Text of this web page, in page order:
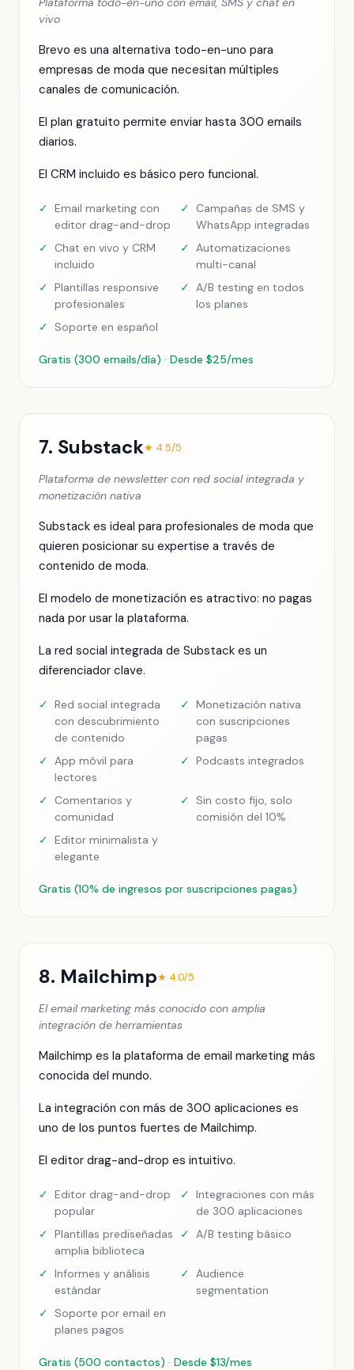
vivo
Brevo es una alternativa todo-en-uno para
empresas de moda que necesitan múltiples
canales de comunicación.
El plan gratuito permite enviar hasta 300 emails
diarios.
El CRM incluido es básico pero funcional.
✓ Email marketing con
editor drag-and-drop
✓
Campañas de SMS y
WhatsApp integradas
✓
Chat en vivo y CRM
incluido
✓ Automatizaciones
multi-canal
✓ Plantillas responsive
profesionales
✓ A/B testing en todos
los planes
✓
Soporte en español
Gratis (300 emails/día) · Desde $25/mes
7. Substack★ 4.5/5
Plataforma de newsletter con red social integrada y
monetización nativa
Substack es ideal para profesionales de moda que
quieren posicionar su expertise a través de
contenido de moda.
El modelo de monetización es atractivo: no pagas
nada por usar la plataforma.
La red social integrada de Substack es un
diferenciador clave.
✓ Red social integrada
con descubrimiento
de contenido
✓ Monetización nativa
con suscripciones
pagas
✓ App móvil para
lectores
✓ Podcasts integrados
✓
Comentarios y
comunidad
✓
Sin costo fijo, solo
comisión del 10%
✓ Editor minimalista y
elegante
Gratis (10% de ingresos por suscripciones pagas)
8. Mailchimp★ 4.0/5
El email marketing más conocido con amplia
integración de herramientas
Mailchimp es la plataforma de email marketing más
conocida del mundo.
La integración con más de 300 aplicaciones es
uno de los puntos fuertes de Mailchimp.
El editor drag-and-drop es intuitivo.
✓ Editor drag-and-drop
popular
✓ Integraciones con más
de 300 aplicaciones
✓ Plantillas prediseñadas
amplia biblioteca
✓ A/B testing básico
✓ Informes y análisis
estándar
✓ Audience
segmentation
✓
Soporte por email en
planes pagos
Gratis (500 contactos) · Desde $13/mes